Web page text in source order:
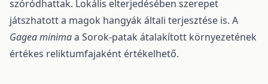
szóródhattak. Lokális elterjedésében szerepet
játszhatott a magok hangyák általi terjesztése is. A
Gagea minimaa So­rok-patak átalakított környezetének
értékes reliktumfajaként értékelhető.